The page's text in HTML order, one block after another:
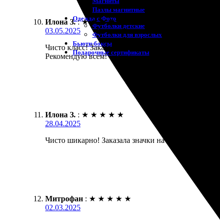
Пазлы магнитные
Одежда с Фото
Футболки детские
Футболки для взрослых
Бьюти-боксы
Подарочные сертификаты
Илона З. : ★ ★ ★ ★
03.05.2025
Чисто класс! Заказала значки, и они просто
Рекомендую всем!
Илона З. : ★ ★ ★ ★ ★
28.04.2025
Чисто шикарно! Заказала значки на заказ — всё
Митрофан : ★ ★ ★ ★ ★
02.03.2025